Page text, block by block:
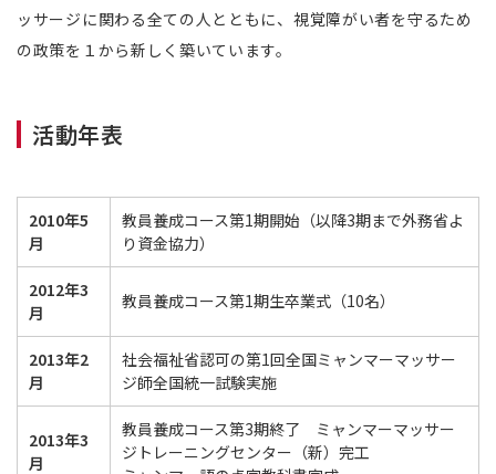
ッサージに関わる全ての人とともに、視覚障がい者を守るため
の政策を１から新しく築いています。
活動年表
2010年5
月
教員養成コース第1期開始（以降3期まで外務省よ
り資金協力）
2012年3
月
教員養成コース第1期生卒業式（10名）
2013年2
月
社会福祉省認可の第1回全国ミャンマーマッサー
ジ師全国統一試験実施
2013年3
月
教員養成コース第3期終了 ミャンマーマッサー
ジトレーニングセンター（新）完工